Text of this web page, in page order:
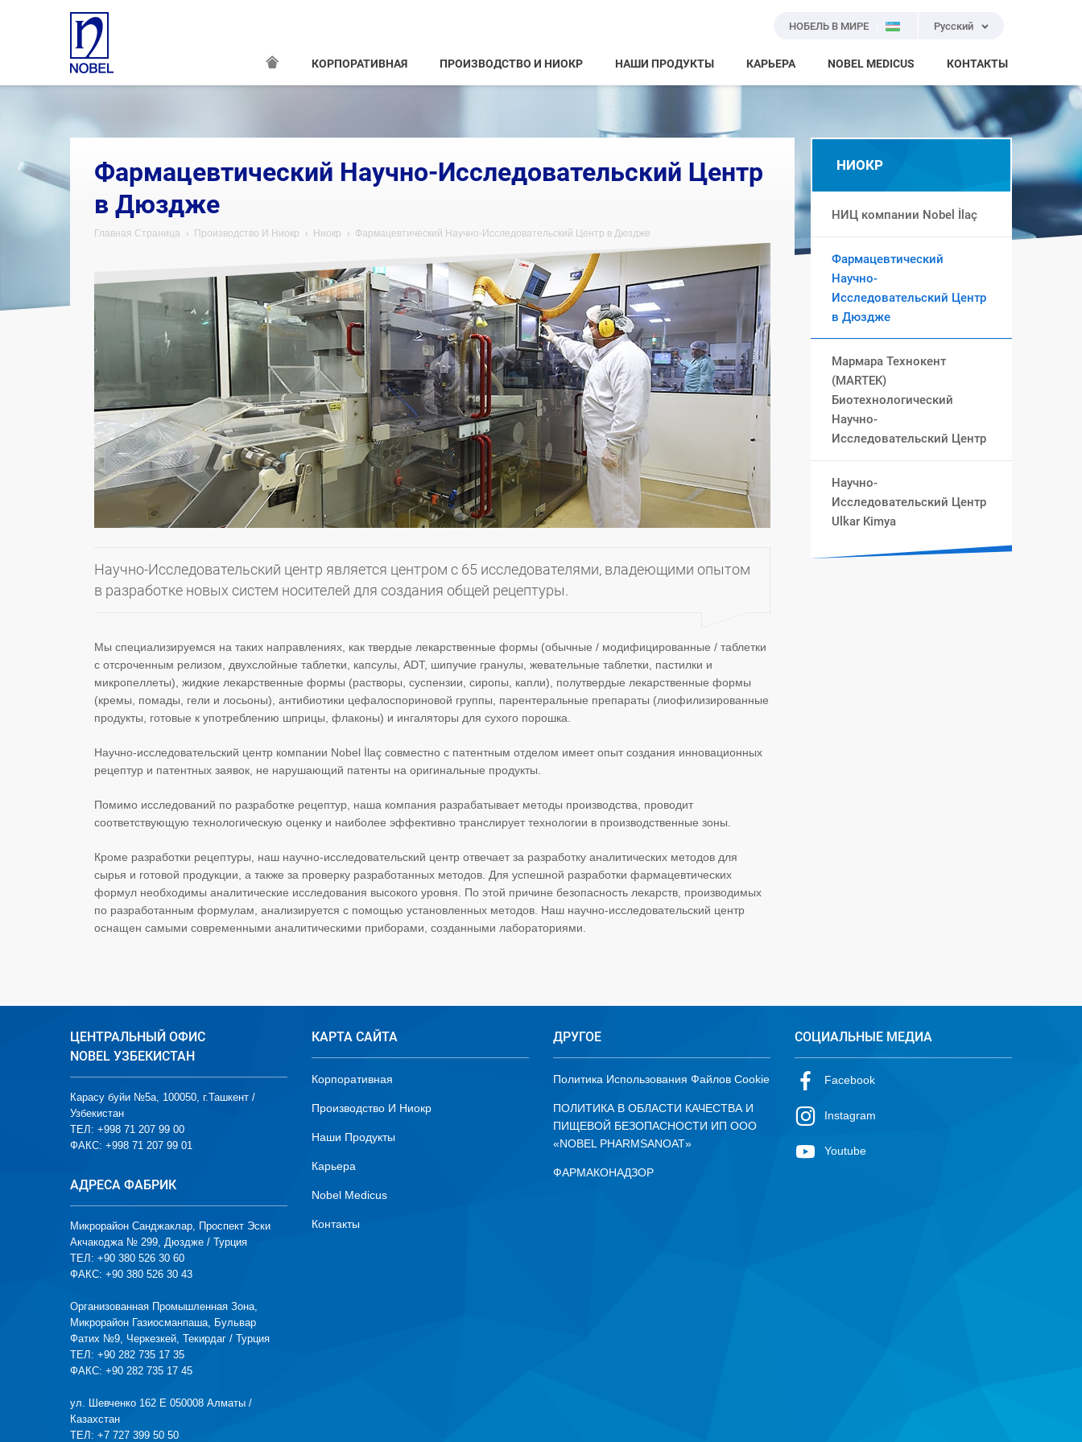
НОБЕЛЬ В МИРЕ Русский
КОРПОРАТИВНАЯ ПРОИЗВОДСТВО И НИОКР НАШИ ПРОДУКТЫ КАРЬЕРА NOBEL MEDICUS КОНТАКТЫ
Фармацевтический Научно-Исследовательский Центр
в Дюздже
Главная Страница Производство И Ниокр Ниокр Фармацевтический Научно-Исследовательский Центр в Дюздже
Научно-Исследовательский центр является центром с 65 исследователями, владеющими опытом
в разработке новых систем носителей для создания общей рецептуры.
Мы специализируемся на таких направлениях, как твердые лекарственные формы (обычные / модифицированные / таблетки
с отсроченным релизом, двухслойные таблетки, капсулы, ADT, шипучие гранулы, жевательные таблетки, пастилки и
микропеллеты), жидкие лекарственные формы (растворы, суспензии, сиропы, капли), полутвердые лекарственные формы
(кремы, помады, гели и лосьоны), антибиотики цефалоспориновой группы, парентеральные препараты (лиофилизированные
продукты, готовые к употреблению шприцы, флаконы) и ингаляторы для сухого порошка.
Научно-исследовательский центр компании Nobel İlaç совместно с патентным отделом имеет опыт создания инновационных
рецептур и патентных заявок, не нарушающий патенты на оригинальные продукты.
Помимо исследований по разработке рецептур, наша компания разрабатывает методы производства, проводит
соответствующую технологическую оценку и наиболее эффективно транслирует технологии в производственные зоны.
Кроме разработки рецептуры, наш научно-исследовательский центр отвечает за разработку аналитических методов для
сырья и готовой продукции, а также за проверку разработанных методов. Для успешной разработки фармацевтических
формул необходимы аналитические исследования высокого уровня. По этой причине безопасность лекарств, производимых
по разработанным формулам, анализируется с помощью установленных методов. Наш научно-исследовательский центр
оснащен самыми современными аналитическими приборами, созданными лабораториями.
НИОКР
НИЦ компании Nobel İlaç
Фармацевтический
Научно-
Исследовательский Центр
в Дюздже
Мармара Технокент
(MARTEK)
Биотехнологический
Научно-
Исследовательский Центр
Научно-
Исследовательский Центр
Ulkar Kimya
ЦЕНТРАЛЬНЫЙ ОФИС
NOBEL УЗБЕКИСТАН
Карасу буйи №5а, 100050, г.Ташкент /
Узбекистан
ТЕЛ: +998 71 207 99 00
ФАКС: +998 71 207 99 01
АДРЕСА ФАБРИК
Микрорайон Санджаклар, Проспект Эски
Акчакоджа № 299, Дюздже / Турция
ТЕЛ: +90 380 526 30 60
ФАКС: +90 380 526 30 43
Организованная Промышленная Зона,
Микрорайон Газиосманпаша, Бульвар
Фатих №9, Черкезкей, Текирдаг / Турция
ТЕЛ: +90 282 735 17 35
ФАКС: +90 282 735 17 45
ул. Шевченко 162 Е 050008 Алматы /
Казахстан
ТЕЛ: +7 727 399 50 50
КАРТА САЙТА
Корпоративная
Производство И Ниокр
Наши Продукты
Карьера
Nobel Medicus
Контакты
ДРУГОЕ
Политика Использования Файлов Cookie
ПОЛИТИКА В ОБЛАСТИ КАЧЕСТВА И
ПИЩЕВОЙ БЕЗОПАСНОСТИ ИП ООО
«NOBEL PHARMSANOAT»
ФАРМАКОНАДЗОР
СОЦИАЛЬНЫЕ МЕДИА
Facebook
Instagram
Youtube